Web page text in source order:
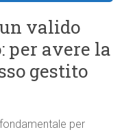
valido
per avere la
gestito
per